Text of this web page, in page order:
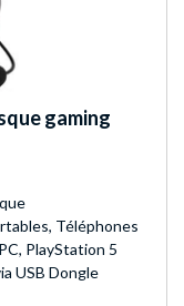
gaming
Téléphones
PlayStation 5
USB Dongle